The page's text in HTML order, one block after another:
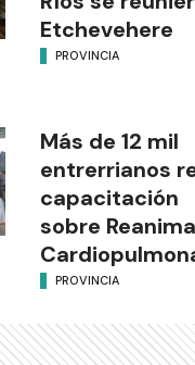
Etchevehere
PROVINCIA
Más de 12 mil
entrerrianos
capacitación
sobre
PROVINCIA